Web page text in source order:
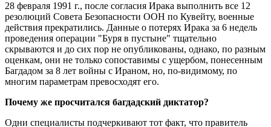
28 февраля 1991 г., после согласия Ирака выполнить все 12
резолюций Совета Безопасности ООН по Кувейту, военные
действия прекратились. Данные о потерях Ирака за 6 недель
проведения операции "Буря в пустыне" тщательно
скрываются и до сих пор не опубликованы, однако, по разным
оценкам, они не только сопоставимы с ущербом, понесенным
Багдадом за 8 лет войны с Ираном, но, по-видимому, по
многим параметрам превосходят его.
Почему же просчитался багдадский диктатор?
Одни специалисты подчеркивают тот факт, что правитель